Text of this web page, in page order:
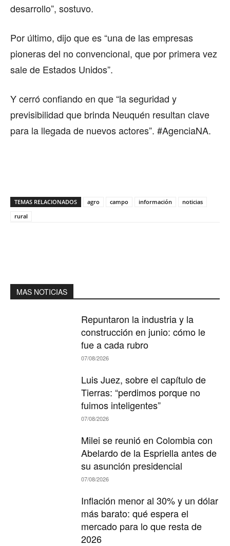
desarrollo”, sostuvo.
Por último, dijo que es “una de las empresas
pioneras del no convencional, que por primera vez
sale de Estados Unidos”.
Y cerró confiando en que “la seguridad y
previsibilidad que brinda Neuquén resultan clave
para la llegada de nuevos actores”. #AgenciaNA.
TEMAS RELACIONADOS agro campo información
noticias
rural
MAS NOTICIAS
Repuntaron la industria y la
construcción en junio: cómo le
fue a cada rubro
07/08/2026
Luis Juez, sobre el capítulo de
Tierras: “perdimos porque no
fuimos inteligentes”
07/08/2026
Milei se reunió en Colombia con
Abelardo de la Espriella antes de
su asunción presidencial
07/08/2026
Inflación menor al 30% y un dólar
más barato: qué espera el
mercado para lo que resta de
2026